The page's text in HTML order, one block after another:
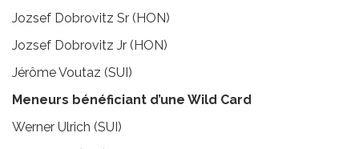
Jozsef Dobrovitz Sr (HON)
Jozsef Dobrovitz Jr (HON)
Jérôme Voutaz (SUI)
Meneurs bénéficiant d’une Wild Card
Werner Ulrich (SUI)